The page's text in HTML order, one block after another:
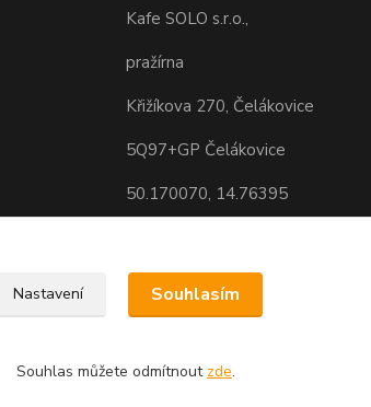
Kafe SOLO s.r.o.,
pražírna
Křižíkova 270, Čelákovice
5Q97+GP Čelákovice
50.170070, 14.76395
Nastavení Souhlasím
Souhlas můžete odmítnout zde.